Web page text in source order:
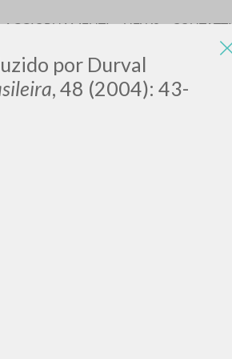
por Durval
, 48 (2004): 43-
AGGIORNAMENTIENEWS CONTATTI